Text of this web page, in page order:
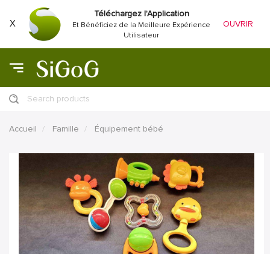
X
Téléchargez l'Application
Et Bénéficiez de la Meilleure Expérience
Utilisateur
OUVRIR
Search products
Accueil Famille Équipement bébé